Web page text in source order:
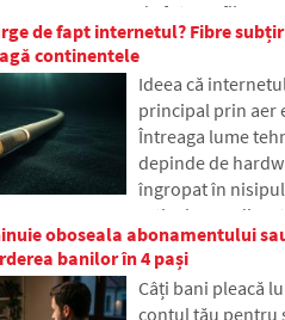
astăzi s-ar
de fotografii, e-
pe rețelele
stocate în cloud.
întâmplă cu ele
cine va obține
articol analizăm
funcționează
digitală, de ce pot
datele și cum să
amprenta online
de fapt internetul? Fibre
continentele
Ideea că
principal prin aer
Întreaga lume
depinde de
îngropat în
articol, vom
tehnologia
submarine. Veți
funcționează
oboseala abonamentului
banilor în 4 pași
Câți bani pleacă
contul tău pentru